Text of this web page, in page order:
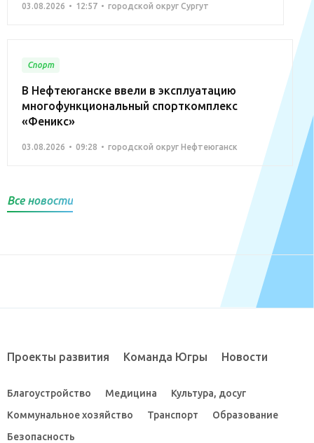
03.08.2026 12:57 городской округ Сургут
Спорт
В Нефтеюганске ввели в эксплуатацию
многофункциональный спорткомплекс
«Феникс»
03.08.2026 09:28 городской округ Нефтеюганск
Все новости
Проекты развития Команда Югры Новости
Благоустройство Медицина
Культура, досуг
Коммунальное хозяйство
Транспорт
Образование
Безопасность